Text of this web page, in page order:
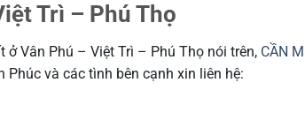
Trì – Phú Thọ
Vân Phú – Việt Trì – Phú Thọ nói trên, CẦN
Phúc và các tình bên cạnh xin liên hệ: